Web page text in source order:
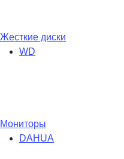
Жесткие диски
WD
Мониторы
DAHUA